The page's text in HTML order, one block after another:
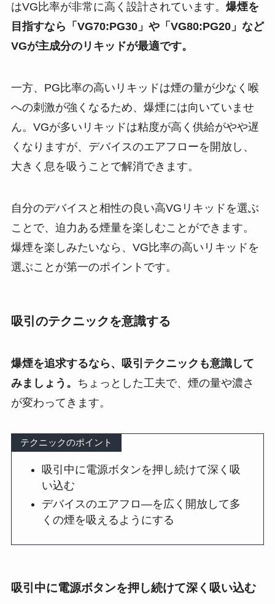
はVG比率が非常に高く設計されています。 爆煙を
目指すなら「VG70:PG30」や「VG80:PG20」など
VGが主成分のリキッドが最適です。
一方、PG比率の高いリキッドは煙の量が少なく喉
への刺激が強くなるため、爆煙には向いていませ
ん。VGが多いリキッドは粘度が高く供給がやや遅
くなりますが、デバイスのエアフローを開放し、
大きく息を吸うことで解消できます。
自分のデバイスと相性の良い高VGリキッドを選ぶ
ことで、迫力ある煙量を楽しむことができます。
爆煙を楽しみたいなら、VG比率の高いリキッドを
選ぶことが第一のポイントです。
吸引のテクニックを意識する
爆煙を追求するなら、吸引テクニックも意識して
みましょう。 ちょっとした工夫で、煙の量や濃さ
が変わってきます。
テクニックのポイント
吸引中に電源ボタンを押し続けて深く吸
い込む
デバイスのエアフロ―を広く開放して多
くの煙を吸えるようにする
吸引中に電源ボタンを押し続けて深く吸い込む